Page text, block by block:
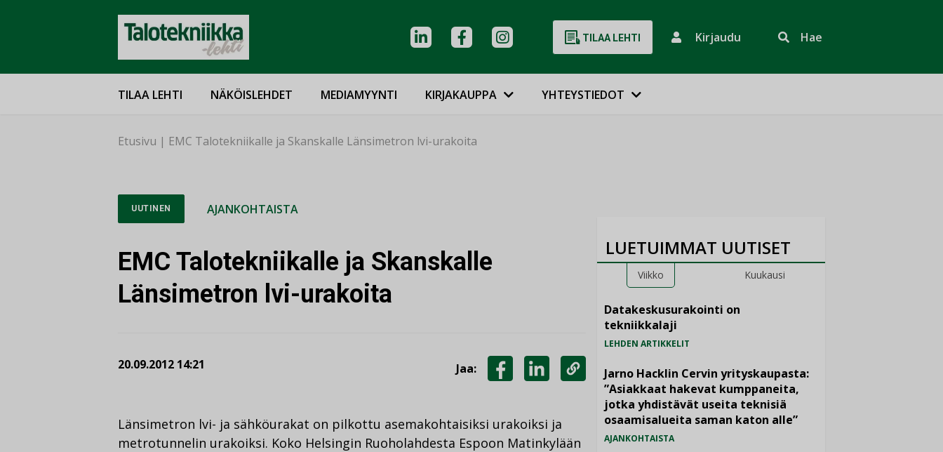
TILAA LEHTI Kirjaudu Hae
TILAA LEHTI NÄKÖISLEHDET MEDIAMYYNTI KIRJAKAUPPA YHTEYSTIEDOT
Etusivu | EMC Talotekniikalle ja Skanskalle Länsimetron lvi-urakoita
UUTINEN AJANKOHTAISTA
EMC Talotekniikalle ja Skanskalle
Länsimetron lvi-urakoita
20.09.2012 14:21 Jaa:
LINKEDINISSÄ
KOPIOI
LINKKI
Länsimetron lvi- ja sähköurakat on pilkottu asemakohtaisiksi urakoiksi ja
metrotunnelin urakoiksi. Koko Helsingin Ruoholahdesta Espoon Matinkylään
LUETUIMMAT UUTISET
Viikko Kuukausi
Datakeskusurakointi on
tekniikkalaji
LEHDEN ARTIKKELIT
Jarno Hacklin Cervin yrityskaupasta:
”Asiakkaat hakevat kumppaneita,
jotka yhdistävät useita teknisiä
osaamisalueita saman katon alle”
AJANKOHTAISTA